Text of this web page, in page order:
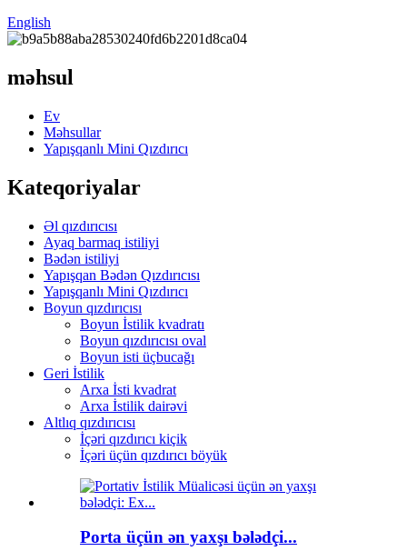
English
məhsul
Ev
Məhsullar
Yapışqanlı Mini Qızdırıcı
Kateqoriyalar
Əl qızdırıcısı
Ayaq barmaq istiliyi
Bədən istiliyi
Yapışqan Bədən Qızdırıcısı
Yapışqanlı Mini Qızdırıcı
Boyun qızdırıcısı
Boyun İstilik kvadratı
Boyun qızdırıcısı oval
Boyun isti üçbucağı
Geri İstilik
Arxa İsti kvadrat
Arxa İstilik dairəvi
Altlıq qızdırıcısı
İçəri qızdırıcı kiçik
İçəri üçün qızdırıcı böyük
Porta üçün ən yaxşı bələdçi...